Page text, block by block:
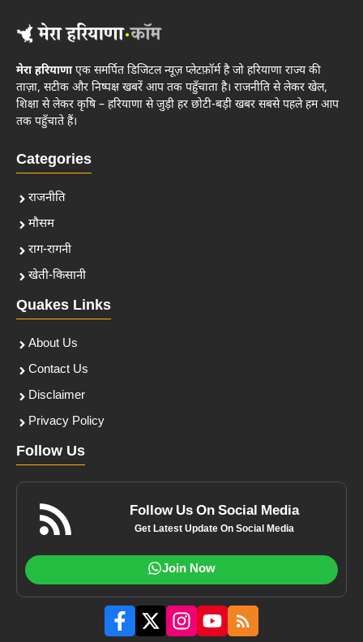
मेरा हरियाणाएक समर्पित डिजिटल न्यूज़ प्लेटफ़ॉर्म है जो हरियाणा राज्य की
ताज़ा, सटीक और निष्पक्ष खबरें आप तक पहुँचाता है। राजनीति से लेकर खेल,
शिक्षा से लेकर कृषि – हरियाणा से जुड़ी हर छोटी-बड़ी खबर सबसे पहले हम आप
तक पहुँचाते हैं।
Categories
राजनीति
मौसम
राग-रागनी
खेती-किसानी
Quakes Links
About Us
Contact Us
Disclaimer
Privacy Policy
Follow Us
Follow Us On Social Media
Get Latest Update On Social Media
Join Now